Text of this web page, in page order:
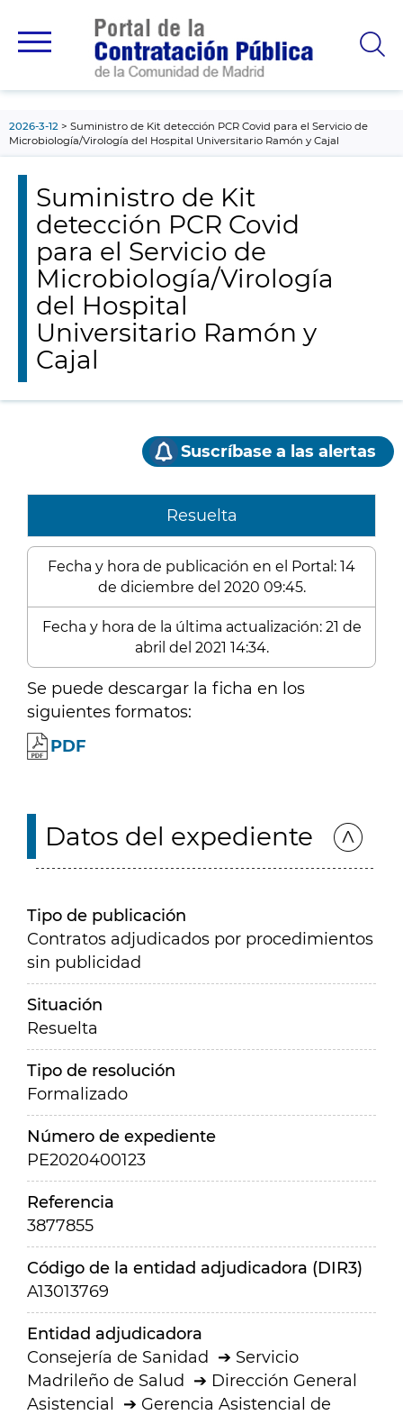
principal
2026-3-12
Suministro de Kit detección PCR Covid para el Servicio de
Microbiología/Virología del Hospital Universitario Ramón y Cajal
Suministro de Kit
detección PCR Covid
para el Servicio de
Microbiología/Virología
del Hospital
Universitario Ramón y
Cajal
Suscríbase a las alertas
Resuelta
Fecha y hora de publicación en el Portal: 14
de diciembre del 2020 09:45.
Fecha y hora de la última actualización: 21 de
abril del 2021 14:34.
Se puede descargar la ficha en los
siguientes formatos:
PDF
Datos del expediente
Tipo de publicación
Contratos adjudicados por procedimientos
sin publicidad
Situación
Resuelta
Tipo de resolución
Formalizado
Número de expediente
PE2020400123
Referencia
3877855
Código de la entidad adjudicadora (DIR3)
A13013769
Entidad adjudicadora
Consejería de Sanidad
Servicio
Madrileño de Salud
Dirección General
Asistencial
Gerencia Asistencial de